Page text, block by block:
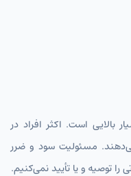
بالایی است. اکثر افراد در
مسئولیت سود و ضرر
توصیه و یا تأیید نمی‌کنیم.